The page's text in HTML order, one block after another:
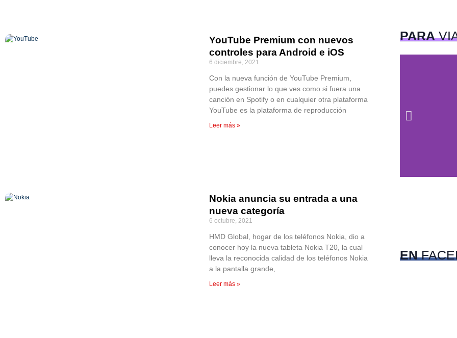
YouTube Premium con nuevos
controles para Android e iOS
6 diciembre, 2021
Con la nueva función de YouTube Premium,
puedes gestionar lo que ves como si fuera una
canción en Spotify o en cualquier otra plataforma
YouTube es la plataforma de reproducción
Leer más »
Nokia anuncia su entrada a una
nueva categoría
6 octubre, 2021
HMD Global, hogar de los teléfonos Nokia, dio a
conocer hoy la nueva tableta Nokia T20, la cual
lleva la reconocida calidad de los teléfonos Nokia
a la pantalla grande,
Leer más »
PARA
EN